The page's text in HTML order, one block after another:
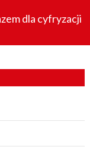
dla cyfryzacji